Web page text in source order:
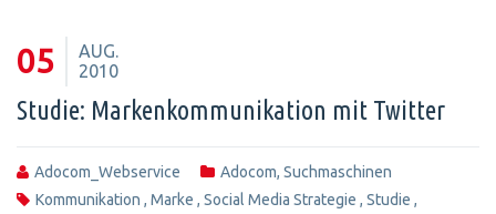
05
AUG.
2010
Studie: Markenkommunikation mit Twitter
Adocom_Webservice Adocom, Suchmaschinen
Kommunikation , Marke , Social Media Strategie , Studie ,